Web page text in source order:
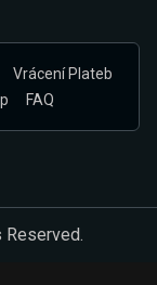
Vrácení Plateb
FAQ